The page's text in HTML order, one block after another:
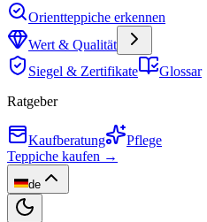
Orientteppiche erkennen
Wert & Qualität
Siegel & Zertifikate
Glossar
Ratgeber
Kaufberatung
Pflege
Teppiche kaufen →
de